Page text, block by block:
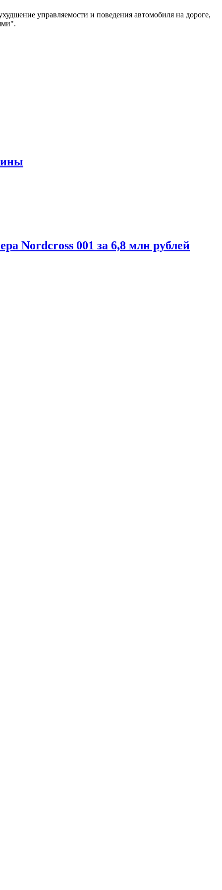
управляемости и поведения автомобиля на дороге,
Nordcross 001 за 6,8 млн рублей